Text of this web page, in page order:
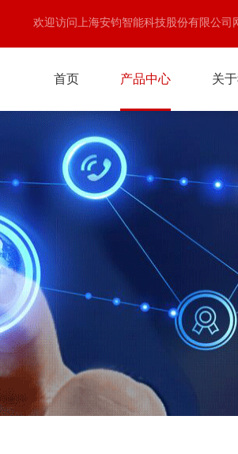
欢迎访问上海安钧智能科技股份有限公司
首页 产品中心 关